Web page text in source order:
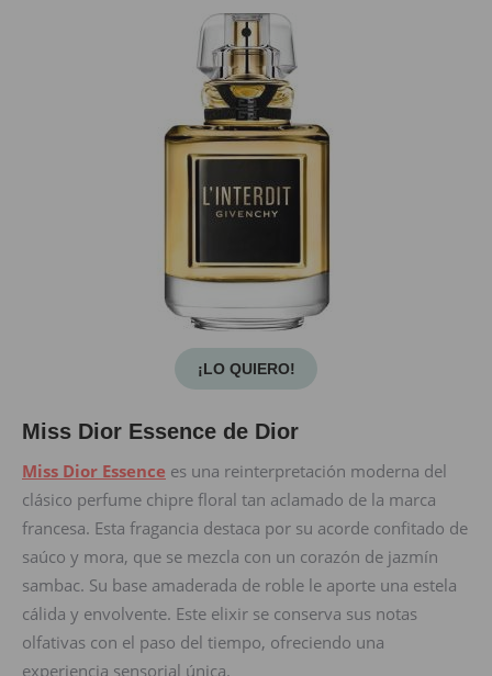
¡LO QUIERO!
Miss Dior Essence de Dior
Miss Dior Essence es una reinterpretación moderna del
clásico perfume chipre floral tan aclamado de la marca
francesa. Esta fragancia destaca por su acorde confitado de
saúco y mora, que se mezcla con un corazón de jazmín
sambac. Su base amaderada de roble le aporte una estela
cálida y envolvente. Este elixir se conserva sus notas
olfativas con el paso del tiempo, ofreciendo una
experiencia sensorial única.